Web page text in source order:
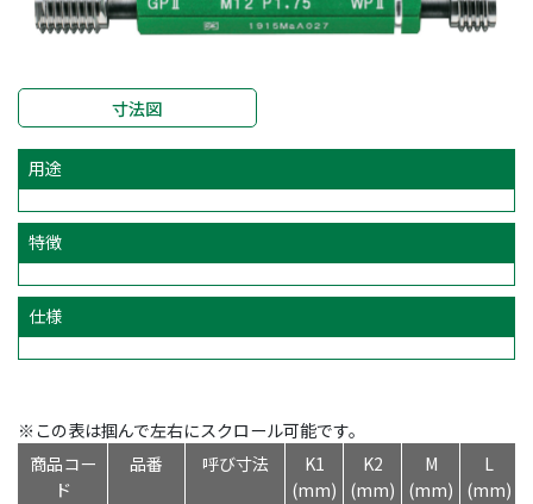
寸法図
用途
特徴
仕様
※この表は掴んで左右にスクロール可能です。
商品コー
ド
品番 呼び寸法
K1
(mm)
K2
(mm)
M
(mm)
L
(mm)